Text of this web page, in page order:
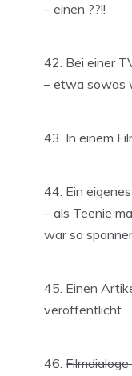
– einen ??!!
Bei einer
– etwa sowas
In einem
Ein
– als Teenie
war so
Einen
veröffentlicht